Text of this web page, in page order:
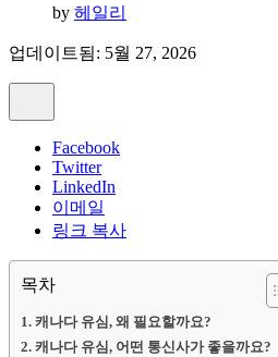
by 헤일리
업데이트됨: 5월 27, 2026
Facebook
Twitter
LinkedIn
이메일
링크 복사
목차
캐나다 유심, 왜 필요할까요?
캐나다 유심, 어떤 통신사가 좋을까요?